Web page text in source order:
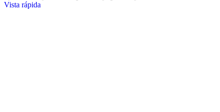
Vista rápida